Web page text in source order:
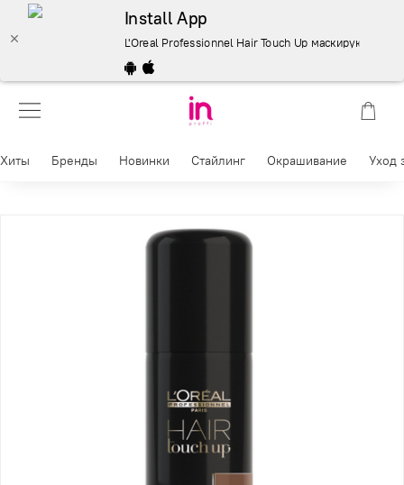
Install App
L'Oreal Professionnel Hair Touch Up маскирующий
Хиты Бренды Новинки Стайлинг Окрашивание Уход